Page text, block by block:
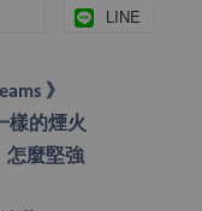
LINE
》
樣的煙火
怎麼堅強